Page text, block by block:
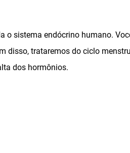
o sistema endócrino humano.
disso, trataremos do ciclo
dos hormônios.